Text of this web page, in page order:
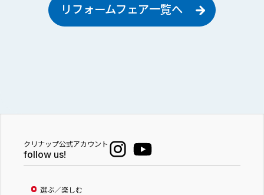
リフォームフェア一覧へ
クリナップ公式アカウント
follow us!
選ぶ／楽しむ